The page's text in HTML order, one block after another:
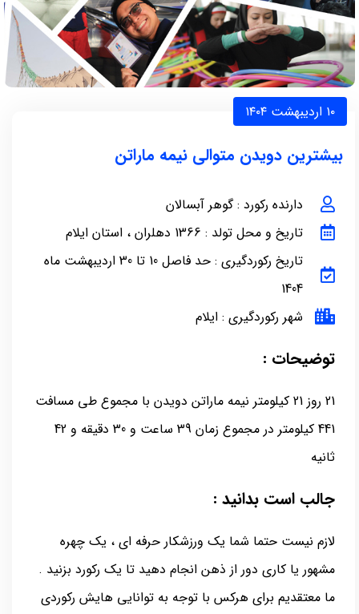
۱۰ اردیبهشت ۱۴۰۴
بیشترین دویدن متوالی نیمه ماراتن
دارنده رکورد : گوهر آبسالان
تاریخ و محل تولد : 1366 دهلران ، استان ایلام
تاریخ رکوردگیری : حد فاصل 10 تا 30 اردیبهشت ماه
1404
شهر رکوردگیری : ایلام
توضیحات :
21 روز 21 کیلومتر نیمه ماراتن دویدن با مجموع طی مسافت
441 کیلومتر در مجموع زمان 39 ساعت و 30 دقیقه و 42
ثانیه
جالب است بدانید :
لازم نیست حتما شما یک ورزشکار حرفه ای ، یک چهره
مشهور یا کاری دور از ذهن انجام دهید تا یک رکورد بزنید .
ما معتقدیم برای هرکس با توجه به توانایی هایش رکوردی